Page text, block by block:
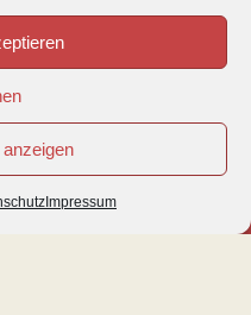
Impressum
unter Tel: 0180-